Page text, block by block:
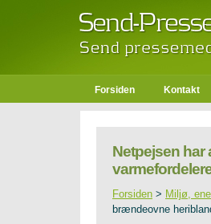
Forsiden Kontakt
Netpejsen
Forsiden > Miljø,
brændeovne